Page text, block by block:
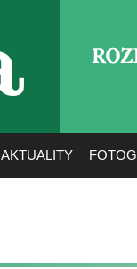
AKTUALITY